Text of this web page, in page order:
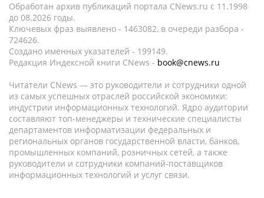
Обработан архив публикаций портала CNews.ru c 11.1998
до 08.2026 годы.
Ключевых фраз выявлено - 1463082, в очереди разбора -
724626.
Создано именных указателей - 199149.
Редакция Индексной книги CNews - book@cnews.ru
Читатели CNews — это руководители и сотрудники одной
из самых успешных отраслей российской экономики:
индустрии информационных технологий. Ядро аудитории
составляют топ-менеджеры и технические специалисты
департаментов информатизации федеральных и
региональных органов государственной власти, банков,
промышленных компаний, розничных сетей, а также
руководители и сотрудники компаний-поставщиков
информационных технологий и услуг связи.